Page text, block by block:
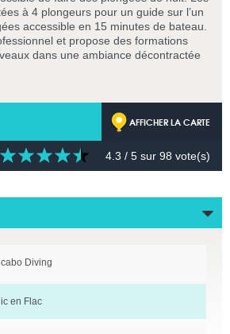
à 4 plongeurs pour un guide sur l’un
accessible en 15 minutes de bateau.
et propose des formations
dans une ambiance décontractée
AFFICHER LA CARTE
4.3 / 5 sur 98 vote(s)
Diving
en Flac